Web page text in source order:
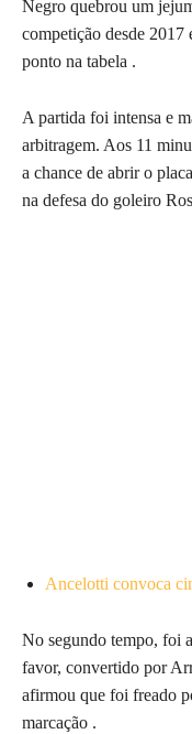
Negro quebrou um
competição desde 2017
ponto na tabela .
A partida foi intensa e
arbitragem. Aos 11
a chance de abrir o
na defesa do goleiro
Ancelotti convoca
No segundo tempo, foi
favor, convertido por
afirmou que foi freado
marcação .